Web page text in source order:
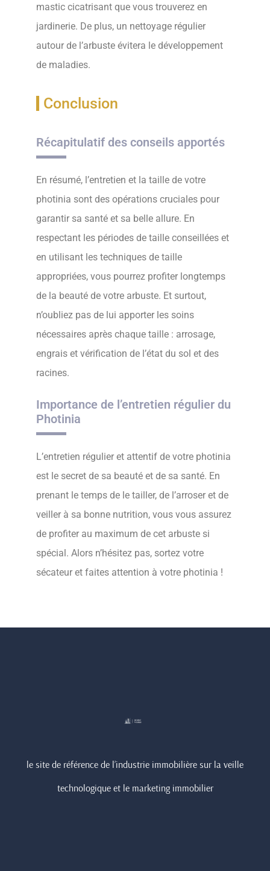
mastic cicatrisant que vous trouverez en
jardinerie. De plus, un nettoyage régulier
autour de l’arbuste évitera le développement
de maladies.
Conclusion
Récapitulatif des conseils apportés
En résumé, l’entretien et la taille de votre
photinia sont des opérations cruciales pour
garantir sa santé et sa belle allure. En
respectant les périodes de taille conseillées et
en utilisant les techniques de taille
appropriées, vous pourrez profiter longtemps
de la beauté de votre arbuste. Et surtout,
n’oubliez pas de lui apporter les soins
nécessaires après chaque taille : arrosage,
engrais et vérification de l’état du sol et des
racines.
Importance de l’entretien régulier du
Photinia
L’entretien régulier et attentif de votre photinia
est le secret de sa beauté et de sa santé. En
prenant le temps de le tailler, de l’arroser et de
veiller à sa bonne nutrition, vous vous assurez
de profiter au maximum de cet arbuste si
spécial. Alors n’hésitez pas, sortez votre
sécateur et faites attention à votre photinia !
le site de référence de l’industrie immobilière sur la veille
technologique et le marketing immobilier